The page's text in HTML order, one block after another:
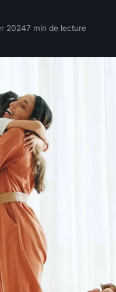
20247 min de lecture